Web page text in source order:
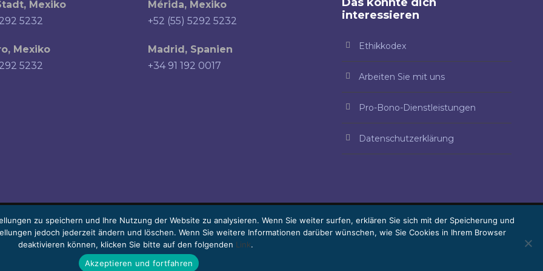
Mexiko
5232
Mexiko
5232
Mérida, Mexiko
+52 (55) 5292 5232
Madrid, Spanien
+34 91 192 0017
interessieren
Ethikkodex
Arbeiten Sie mit uns
Pro-Bono-Dienstleistungen
Datenschutzerklärung
kann je nach Sprache variieren.
Pro-bono Arbeiten Sie mit uns Webmail
zu speichern und Ihre Nutzung der Website zu analysieren. Wenn Sie weiter surfen, erklären Sie sich mit der Speicherung und
jedoch jederzeit ändern und löschen. Wenn Sie weitere Informationen darüber wünschen, wie Sie Cookies in Ihrem Browser
deaktivieren können, klicken Sie bitte auf den folgenden Link.
Akzeptieren und fortfahren